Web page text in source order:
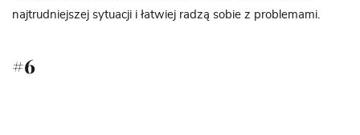
najtrudniejszej sytuacji i łatwiej radzą sobie z problemami.
#6